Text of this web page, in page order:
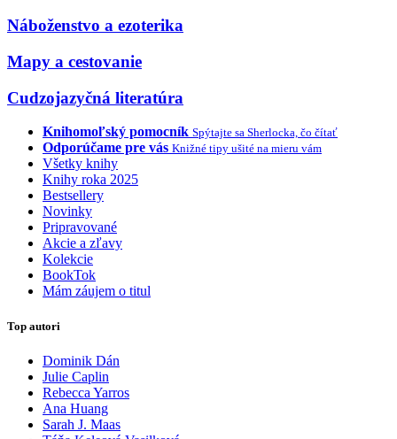
Náboženstvo a ezoterika
Mapy a cestovanie
Cudzojazyčná literatúra
Knihomoľský pomocník Spýtajte sa Sherlocka, čo čítať
Odporúčame pre vás Knižné tipy ušité na mieru vám
Všetky knihy
Knihy roka 2025
Bestsellery
Novinky
Pripravované
Akcie a zľavy
Kolekcie
BookTok
Mám záujem o titul
Top autori
Dominik Dán
Julie Caplin
Rebecca Yarros
Ana Huang
Sarah J. Maas